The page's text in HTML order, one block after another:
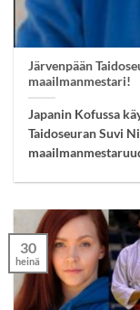
Järvenpään
maailmanmestari!
Japanin Kofussa
Taidoseuran Suvi
30
heinä